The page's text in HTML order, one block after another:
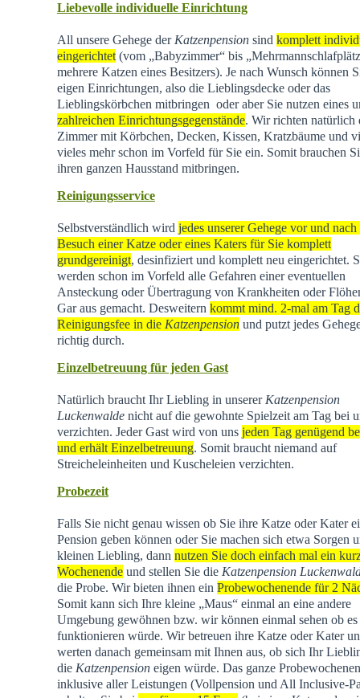
Liebevolle individuelle Einrichtung
All unsere Gehege der Katzenpensionsind komplett
eingerichtet(vom „Babyzimmer“ bis
mehrere Katzen eines Besitzers). Je nach Wunsch können
eigen Einrichtungen, also die Lieblingsdecke oder das
Lieblingskörbchen mitbringen oder aber Sie nutzen eines
zahlreichen Einrichtungsgegenstände. Wir richten natürlich
Zimmer mit Körbchen, Decken, Kissen, Kratzbäume und
vieles mehr schon im Vorfeld für Sie ein. Somit brauchen
ihren ganzen Hausstand mitbringen.
Reinigungsservice
Selbstverständlich wird jedes unserer Gehege vor und nach
Besuch einer Katze oder eines Katers für Sie komplett
grundgereinigt, desinfiziert und komplett neu eingerichtet.
werden schon im Vorfeld alle Gefahren einer eventuellen
Ansteckung oder Übertragung von Krankheiten oder
Gar aus gemacht. Desweitern kommt mind. 2-mal am Tag
Reinigungsfee in die Katzenpensionund putzt jedes
richtig durch.
Einzelbetreuung für jeden Gast
Natürlich braucht Ihr Liebling in unserer Katzenpension
Luckenwaldenicht auf die gewohnte Spielzeit am Tag bei
verzichten. Jeder Gast wird von uns jeden Tag genügend
und erhält Einzelbetreuung. Somit braucht niemand auf
Streicheleinheiten und Kuscheleien verzichten.
Probezeit
Falls Sie nicht genau wissen ob Sie ihre Katze oder Kater
Pension geben können oder Sie machen sich etwa Sorgen
kleinen Liebling, dann nutzen Sie doch einfach mal ein
Wochenendeund stellen Sie die Katzenpension
die Probe. Wir bieten ihnen ein Probewochenende für 2
Somit kann sich Ihre kleine „Maus“ einmal an eine andere
Umgebung gewöhnen bzw. wir können einmal sehen ob es
funktionieren würde. Wir betreuen ihre Katze oder Kater
werten danach gemeinsam mit Ihnen aus, ob sich Ihr
die Katzenpensioneigen würde. Das ganze
inklusive aller Leistungen (Vollpension und All Inclusive-